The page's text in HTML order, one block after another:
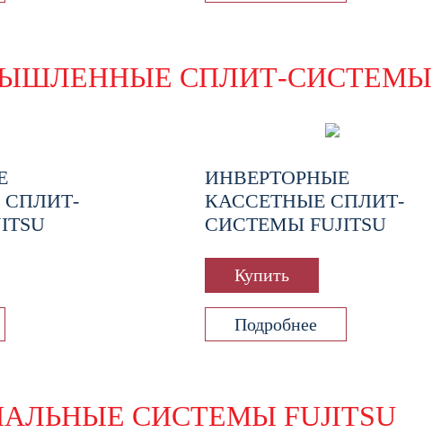
СПЛИТ-СИСТЕМЫ
ИНВЕРТОРНЫЕ
КАССЕТНЫЕ СПЛИТ-
СИСТЕМЫ FUJITSU
Купить
Подробнее
СИСТЕМЫ FUJITSU